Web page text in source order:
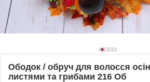
Ободок / обруч для волосся
листями та грибами 216 Об